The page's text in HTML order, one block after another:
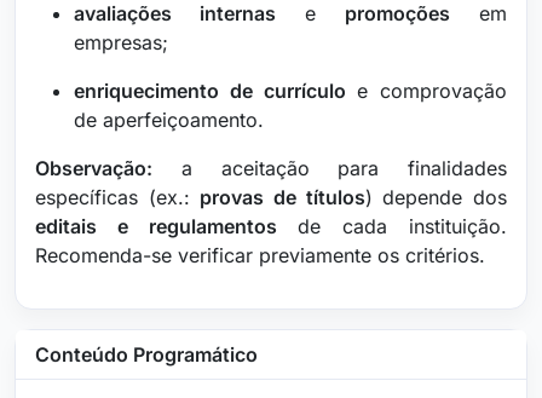
avaliações internas e promoções em
empresas;
enriquecimento de currículo e comprovação
de aperfeiçoamento.
Observação: a aceitação para finalidades
específicas (ex.: provas de títulos) depende dos
editais e regulamentos de cada instituição.
Recomenda-se verificar previamente os critérios.
Conteúdo Programático